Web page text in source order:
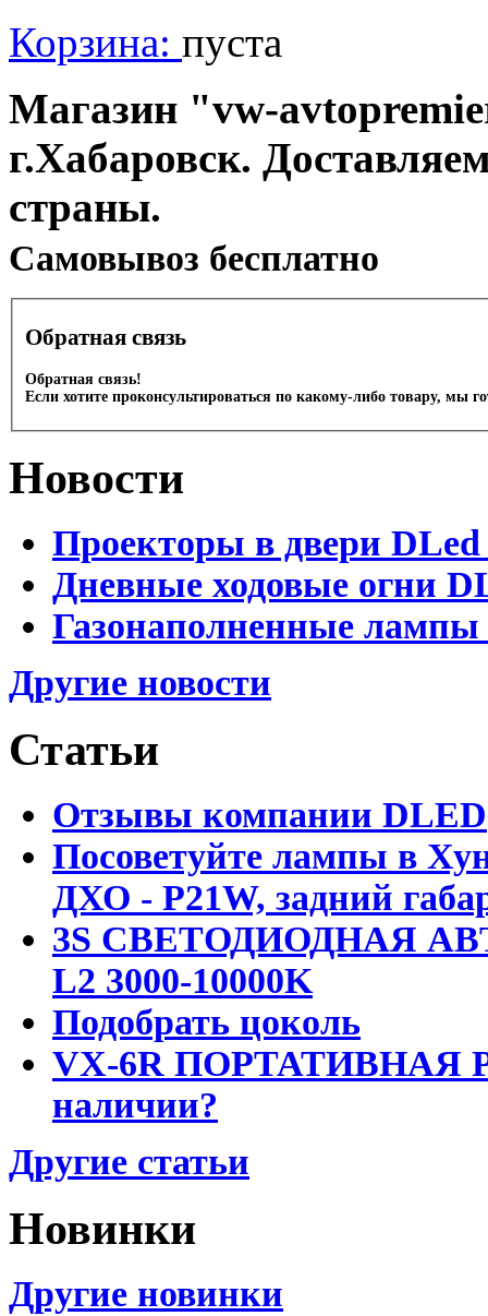
Корзина: пуста
Магазин "vw-
г.Хабаровск.
страны.
Cамовывоз бесплатно
Обратная связь
Обратная связь!
Если хотите проконсультироваться по какому-либо товару, мы
Новости
Проекторы в двери DLed
Дневные ходовые огни
Газонаполненные
Другие новости
Статьи
Отзывы компании DLED
Посоветуйте лампы в
ДХО - P21W, задний
3S СВЕТОДИОДНАЯ
L2 3000-10000K
Подобрать цоколь
VX-6R ПОРТАТИВНАЯ
наличии?
Другие статьи
Новинки
Другие новинки